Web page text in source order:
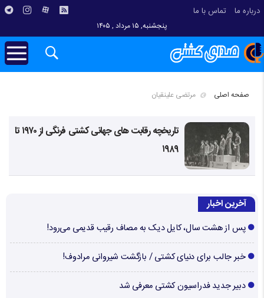
درباره ما تماس با ما
پنجشنبه, ۱۵ مرداد , ۱۴۰۵
صفحه اصلی مرتضی علینقیان
تاریخچه رقابت های جهانی کشتی فرنگی از ۱۹۷۰ تا
۱۹۸۹
آخرین اخبار
پس از هشت سال، کایل دیک به مصاف رقیب قدیمی می‌رود!
خبر جالب برای دنیای کشتی / بازگشت شیروانی مرادوف!
دبیر جدید فدراسیون کشتی معرفی شد